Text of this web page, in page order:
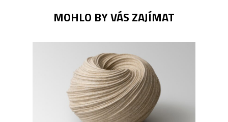
MOHLO BY VÁS ZAJÍMAT